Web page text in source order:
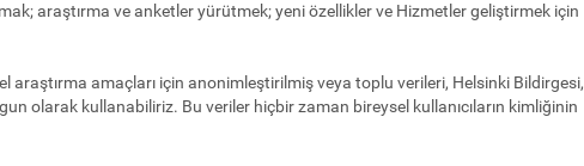
araştırma ve anketler yürütmek; yeni özellikler ve Hizmetler geliştirmek için
amaçları için anonimleştirilmiş veya toplu verileri, Helsinki Bildirgesi,
olarak kullanabiliriz. Bu veriler hiçbir zaman bireysel kullanıcıların kimliğinin